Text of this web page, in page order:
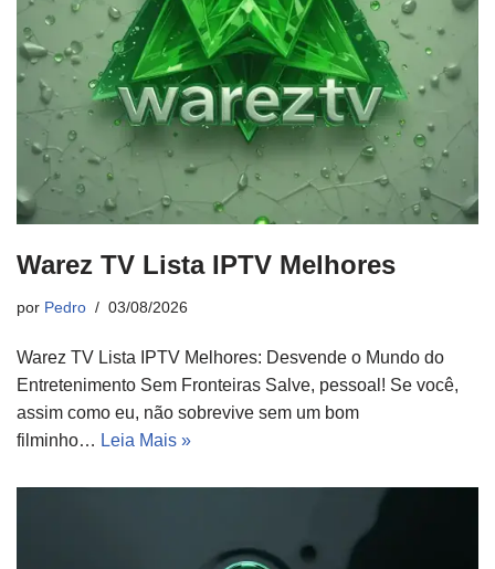
Warez TV Lista IPTV Melhores
por Pedro 03/08/2026
Warez TV Lista IPTV Melhores: Desvende o Mundo do
Entretenimento Sem Fronteiras Salve, pessoal! Se você,
assim como eu, não sobrevive sem um bom
filminho… Leia Mais »